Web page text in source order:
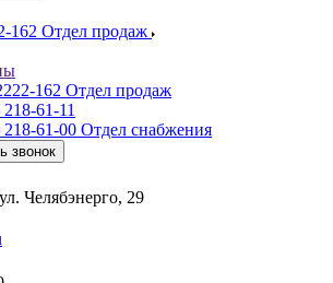
162 Отдел продаж
162 Отдел продаж
61-11
61-00 Отдел снабжения
звонок
Челябэнерго, 29